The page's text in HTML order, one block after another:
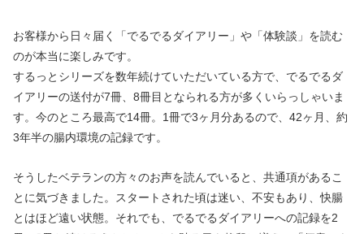
お客様から日々届く「でるでるダイアリー」や「体験談」を読む
のが本当に楽しみです。
するっとシリーズを数年続けていただいている方で、でるでるダ
イアリーの送付が7冊、8冊目となられる方が多くいらっしゃいま
す。今のところ最高で14冊。1冊で3ヶ月分あるので、42ヶ月、約
3年半の腸内環境の記録です。
そうしたベテランの方々のお声を読んでいると、共通項があるこ
とに気づきました。スタートされた頃は迷い、不安もあり、快腸
とはほど遠い状態。それでも、でるでるダイアリーへの記録を2